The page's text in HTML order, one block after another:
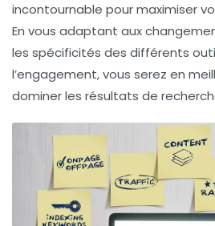
incontournable pour maximiser
En vous adaptant aux
les spécificités des différents
l’engagement, vous serez en
dominer les résultats de